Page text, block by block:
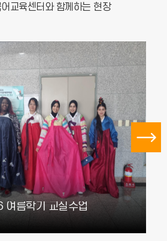
교육센터와 함께하는 현장
여름학기 교실수업